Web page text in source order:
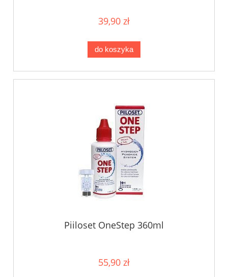
39,90 zł
do koszyka
Piiloset OneStep 360ml
55,90 zł